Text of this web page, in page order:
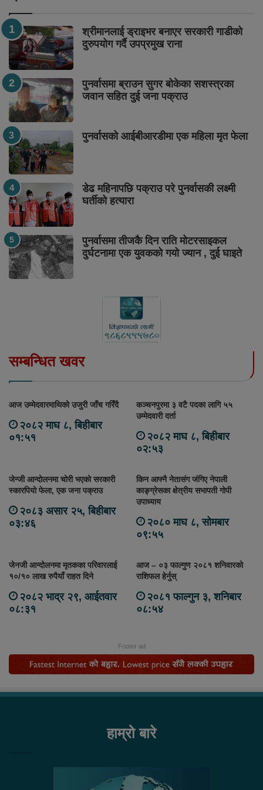
श्रीमानलाई ड्राइभर बनाएर सरकारी गाडीको
दुरुपयोग गर्दै उपप्रमुख राना
पुनर्वासमा ब्राउन सुगर बोकेका सशस्त्रका
जवान सहित दुई जना पक्राउ
पुनर्वासको आईबीआरडीमा एक महिला मृत फेला
डेढ महिनापछि पक्राउ परे पुनर्वासकी लक्ष्मी
घर्तीको हत्यारा
पुनर्वासमा तीजकै दिन राति मोटरसाइकल
दुर्घटनामा एक युवकको गयो ज्यान , दुई घाइते
सम्बन्धित खवर
आज उम्मेदवारमाथिको उजुरी जाँच गरिँदै
२०८२ माघ ८, बिहीबार
०१:५१
कञ्चनपुरमा ३ वटै पदका लागि ५५
उम्मेदवारी दर्ता
२०८२ माघ ८, बिहीबार
०२:५३
जेन्जी आन्दोलनमा चोरी भएको सरकारी
स्कारपियो फेला, एक जना पक्राउ
२०८३ असार २५, बिहीबार
०३:४६
किन आफ्नै नेतासंग जंगिए नेपाली
काङ्ग्रेसका क्षेत्रीय सभापती गोपी
उपाध्याय
२०८० माघ ८, सोमबार
०९:५५
जेनजी आन्दोलनमा मृतकका परिवारलाई
१०/१० लाख रुपैयाँ राहत दिने
२०८२ भाद्र २९, आईतवार
०८:३१
आज – ०३ फाल्गुण २०८१ शनिवारको
राशिफल हेर्नुस्
२०८१ फाल्गुन ३, शनिबार
०८:५४
Footer ad
हाम्रो बारे